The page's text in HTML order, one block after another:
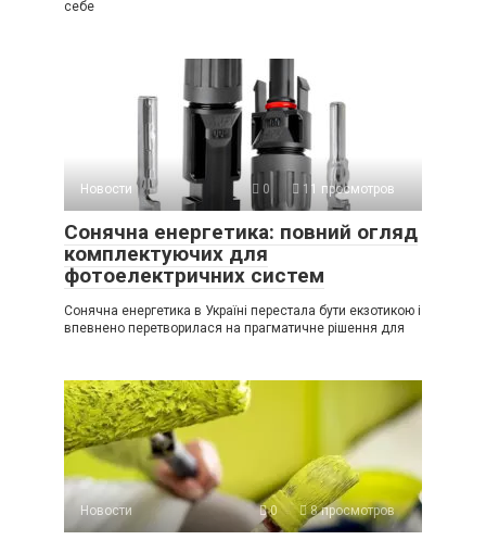
себе
Новости 0 11 просмотров
Сонячна енергетика: повний огляд
комплектуючих для
фотоелектричних систем
Сонячна енергетика в Україні перестала бути екзотикою і
впевнено перетворилася на прагматичне рішення для
Новости 0 8 просмотров